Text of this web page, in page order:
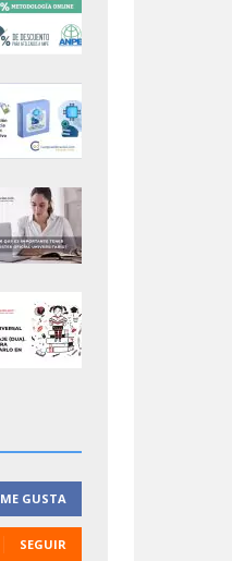
ME GUSTA
SEGUIR